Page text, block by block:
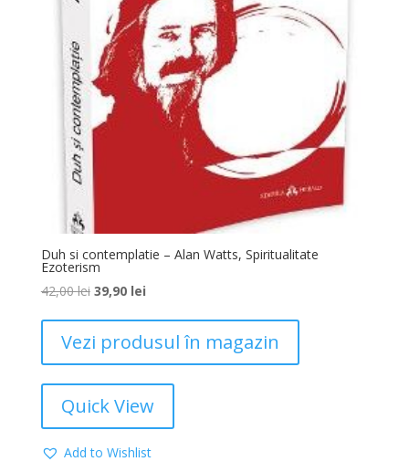
Duh si contemplatie – Alan Watts, Spiritualitate
Ezoterism
42,00lei 39,90 lei
Vezi produsul în magazin
Quick View
Add to Wishlist